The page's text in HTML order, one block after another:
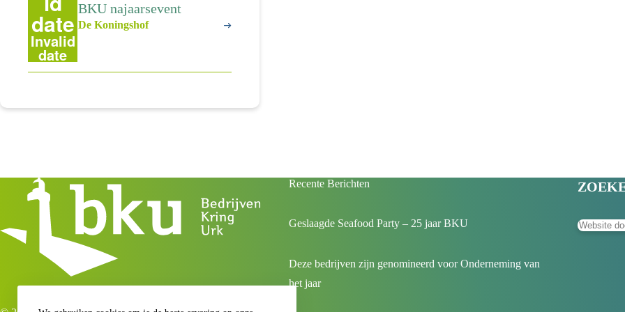
date
Invalid
date
BKU najaarsevent
De Koningshof
Recente Berichten
Geslaagde Seafood Party – 25 jaar BKU
Deze bedrijven zijn genomineerd voor Onderneming van
het jaar